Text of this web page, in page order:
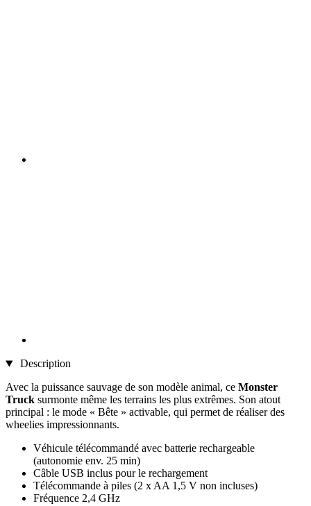
Description
Avec la puissance sauvage de son modèle animal, ce Monster
Truck surmonte même les terrains les plus extrêmes. Son atout
principal : le mode « Bête » activable, qui permet de réaliser des
wheelies impressionnants.
Véhicule télécommandé avec batterie rechargeable
(autonomie env. 25 min)
Câble USB inclus pour le rechargement
Télécommande à piles (2 x AA 1,5 V non incluses)
Fréquence 2,4 GHz